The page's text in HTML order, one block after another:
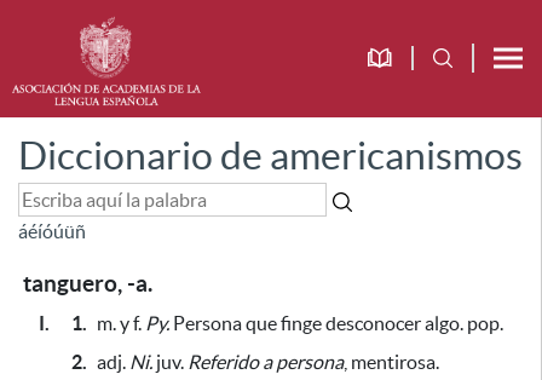
Diccionario de americanismos
áéíóúüñ
tanguero, -a.
I. 1. m. y f. Py. Persona que finge desconocer algo. pop.
2. adj. Ni. juv. Referido a persona, mentirosa.